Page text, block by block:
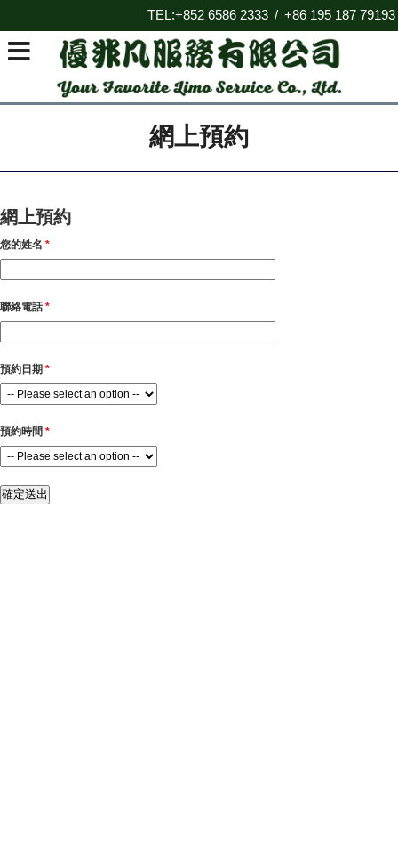
TEL:+852 6586 2333 / +86 195 187 79193
網上預約